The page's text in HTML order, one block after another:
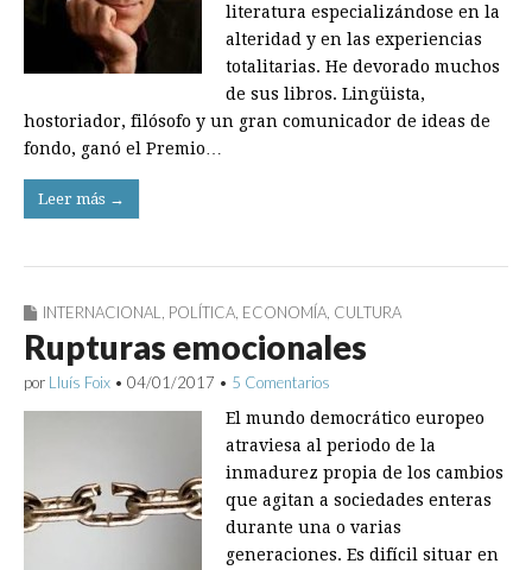
literatura especializándose en la
alteridad y en las experiencias
totalitarias. He devorado muchos
de sus libros. Lingüista,
hostoriador, filósofo y un gran comunicador de ideas de
fondo, ganó el Premio…
Leer más →
INTERNACIONAL POLÍTICA ECONOMÍA CULTURA
Rupturas emocionales
por Lluís Foix • 04/01/2017 • 5 Comentarios
El mundo democrático europeo
atraviesa al periodo de la
inmadurez propia de los cambios
que agitan a sociedades enteras
durante una o varias
generaciones. Es difícil situar en